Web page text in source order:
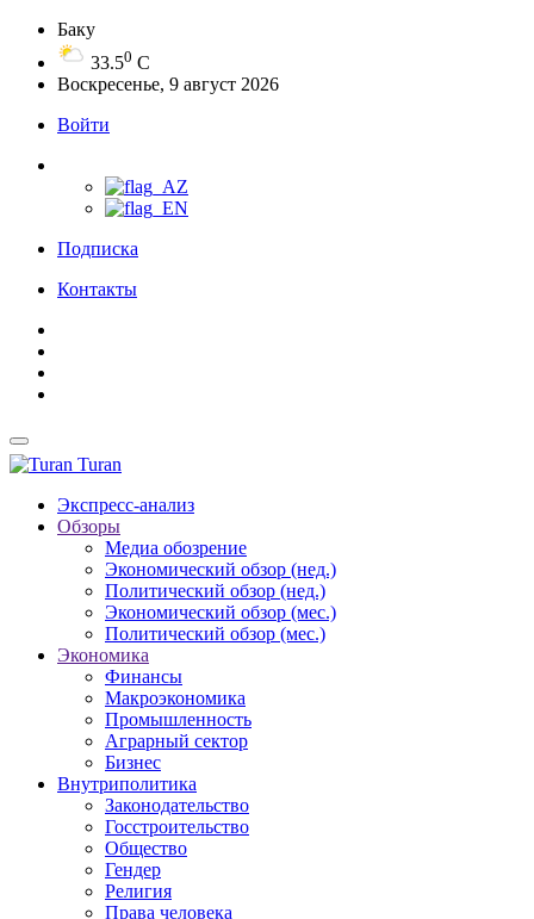
Баку
33.50 C
Воскресенье, 9 август 2026
Войти
Подписка
Контакты
Turan
Экспресс-анализ
Обзоры
Медиа обозрение
Экономический обзор (нед.)
Политический обзор (нед.)
Экономический обзор (мес.)
Политический обзор (мес.)
Экономика
Финансы
Макроэкономика
Промышленность
Аграрный сектор
Бизнес
Внутриполитика
Законодательство
Госстроительство
Общество
Гендер
Религия
Права человека